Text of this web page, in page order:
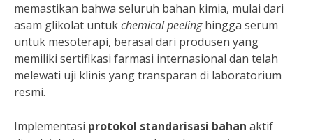
memastikan bahwa seluruh bahan kimia, mulai dari
asam glikolat untukchemical peelinghingga serum
untuk mesoterapi, berasal dari produsen yang
memiliki sertifikasi farmasi internasional dan telah
melewati uji klinis yang transparan di laboratorium
resmi.
Implementasi protokol standarisasi bahan aktif